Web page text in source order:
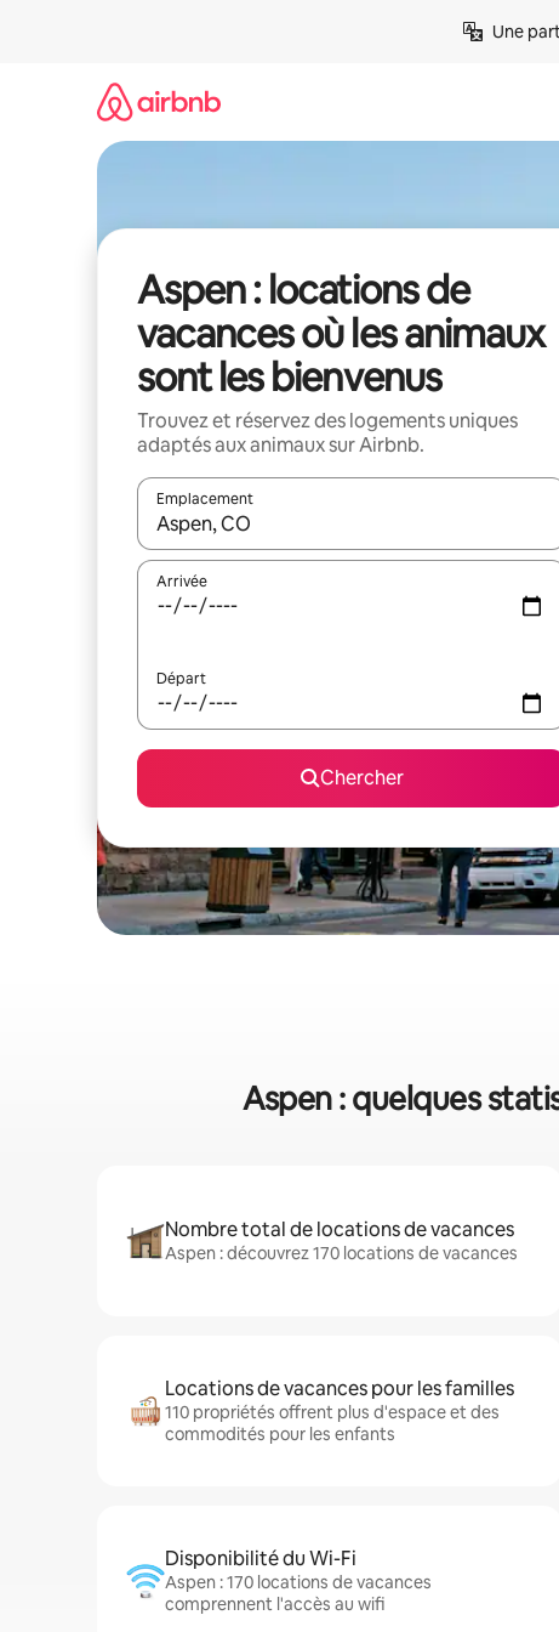
Une
Aspen : locations de
vacances où les animaux
sont les bienvenus
Trouvez et réservez des logements uniques
adaptés aux animaux sur Airbnb.
Emplacement
Quand les résultats sont affichés, parcourez-les en
Arrivée
Départ
Chercher
Aspen : quelques
Nombre total de locations de vacances
Aspen : découvrez 170 locations de vacances
Locations de vacances pour les familles
110 propriétés offrent plus d'espace et des
commodités pour les enfants
Disponibilité du Wi-Fi
Aspen : 170 locations de vacances
comprennent l'accès au wifi